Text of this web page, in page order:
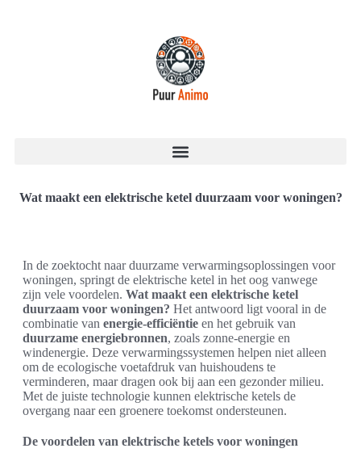
Wat maakt een elektrische ketel duurzaam voor woningen?
In de zoektocht naar duurzame verwarmingsoplossingen voor
woningen, springt de elektrische ketel in het oog vanwege
zijn vele voordelen. Wat maakt een elektrische ketel
duurzaam voor woningen? Het antwoord ligt vooral in de
combinatie van energie-efficiëntie en het gebruik van
duurzame energiebronnen, zoals zonne-energie en
windenergie. Deze verwarmingssystemen helpen niet alleen
om de ecologische voetafdruk van huishoudens te
verminderen, maar dragen ook bij aan een gezonder milieu.
Met de juiste technologie kunnen elektrische ketels de
overgang naar een groenere toekomst ondersteunen.
De voordelen van elektrische ketels voor woningen